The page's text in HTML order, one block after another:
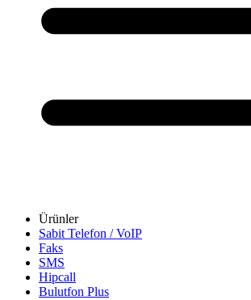
Ürünler
Sabit Telefon / VoIP
Faks
SMS
Hipcall
Bulutfon Plus